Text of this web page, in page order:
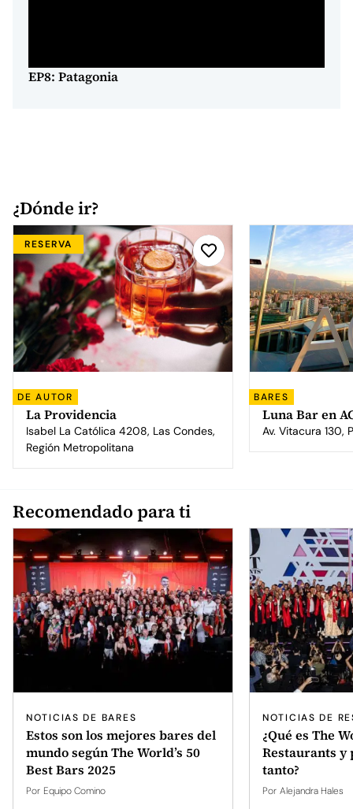
EP8: Patagonia
¿Dónde ir?
RESERVA
DE AUTOR
La Providencia
Isabel La Católica 4208, Las Condes,
Región Metropolitana
BARES
Luna Bar en
Av. Vitacura 130,
Recomendado para ti
NOTICIAS DE BARES
Estos son los mejores bares del
mundo según The World’s 50
Best Bars 2025
Por Equipo Comino
NOTICIAS DE
¿Qué es The
Restaurants y
tanto?
Por Alejandra Hales